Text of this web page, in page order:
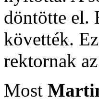
döntötte el.
követték.
rektornak
Most